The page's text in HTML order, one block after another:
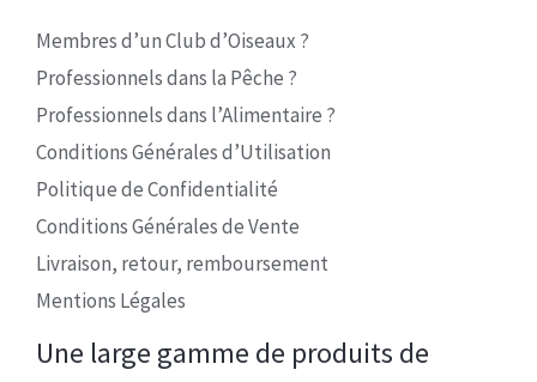
Membres d’un Club d’Oiseaux ?
Professionnels dans la Pêche ?
Professionnels dans l’Alimentaire ?
Conditions Générales d’Utilisation
Politique de Confidentialité
Conditions Générales de Vente
Livraison, retour, remboursement
Mentions Légales
Une large gamme de produits de